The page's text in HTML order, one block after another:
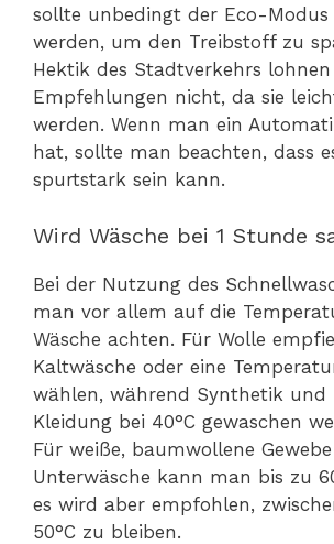
sollte unbedingt der Eco-Modus
werden, um den Treibstoff zu
Hektik des Stadtverkehrs lohnen
Empfehlungen nicht, da sie
werden. Wenn man ein
hat, sollte man beachten, dass
spurtstark sein kann.
Wird Wäsche bei 1 Stunde
Bei der Nutzung des
man vor allem auf die
Wäsche achten. Für Wolle
Kaltwäsche oder eine
wählen, während Synthetik und
Kleidung bei 40°C gewaschen
Für weiße, baumwollene
Unterwäsche kann man bis zu
es wird aber empfohlen,
50°C zu bleiben.